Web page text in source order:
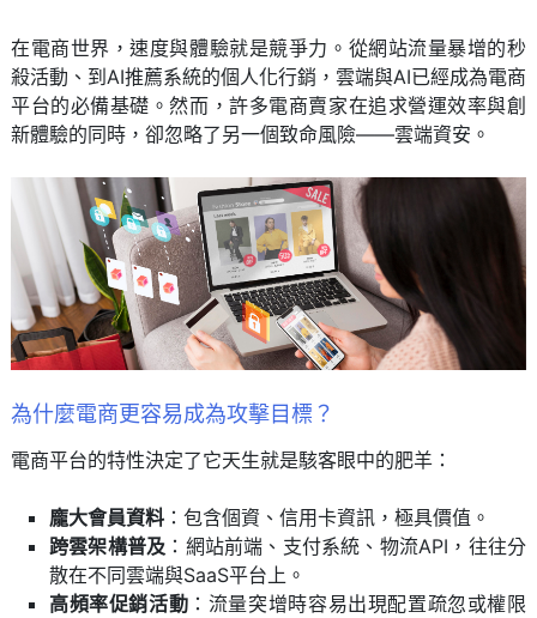
在電商世界，速度與體驗就是競爭力。從網站流量暴增的秒
殺活動、到AI推薦系統的個人化行銷，雲端與AI已經成為電商
平台的必備基礎。然而，許多電商賣家在追求營運效率與創
新體驗的同時，卻忽略了另一個致命風險——雲端資安。
為什麼電商更容易成為攻擊目標？
電商平台的特性決定了它天生就是駭客眼中的肥羊：
龐大會員資料 ：包含個資、信用卡資訊，極具價值。
跨雲架構普及 ：網站前端、支付系統、物流API，往往分
散在不同雲端與SaaS平台上。
高頻率促銷活動 ：流量突增時容易出現配置疏忽或權限